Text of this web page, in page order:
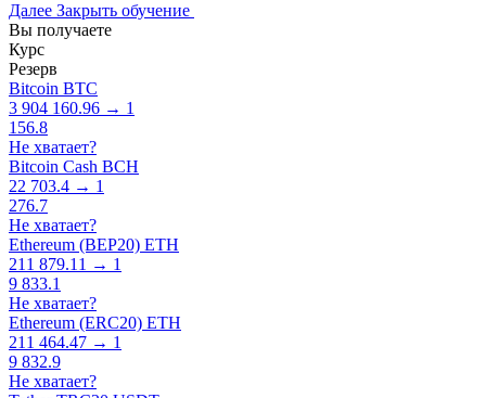
Далее Закрыть обучение
Вы получаете
Курс
Резерв
Bitcoin BTC
3 904 160.96 → 1
156.8
Не хватает?
Bitcoin Cash BCH
22 703.4 → 1
276.7
Не хватает?
Ethereum (BEP20) ETH
211 879.11 → 1
9 833.1
Не хватает?
Ethereum (ERC20) ETH
211 464.47 → 1
9 832.9
Не хватает?